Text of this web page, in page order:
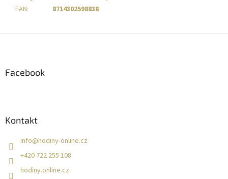
EAN: 8714302598838
Facebook
Kontakt
info@hodiny-online.cz
+420 722 255 108
hodiny.online.cz